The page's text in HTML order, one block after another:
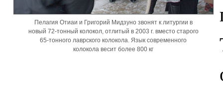
Пелагия Отиаи и Григорий Мидзуно звонят к литургии в
новый 72-тонный колокол, отлитый в 2003 г. вместо старого
65-тонного лаврского колокола. Язык современного
колокола весит более 800 кг